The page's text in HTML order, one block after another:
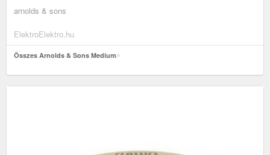
arnolds & sons
ElektroElektro.hu
Összes Arnolds & Sons Medium